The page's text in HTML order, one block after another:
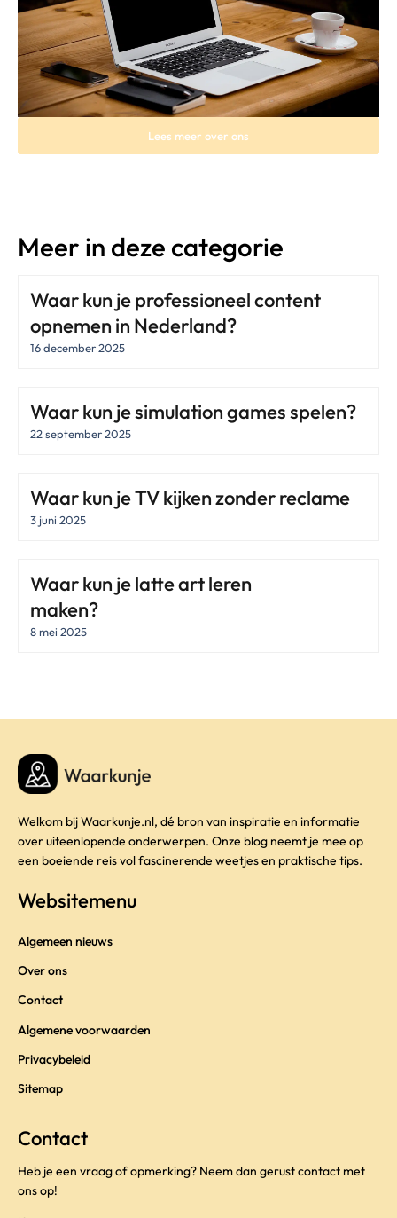
Lees meer over ons
Meer in deze categorie
Waar kun je professioneel content
opnemen in Nederland?
16 december 2025
Waar kun je simulation games spelen?
22 september 2025
Waar kun je TV kijken zonder reclame
3 juni 2025
Waar kun je latte art leren
maken?
8 mei 2025
Welkom bij Waarkunje.nl, dé bron van inspiratie en informatie
over uiteenlopende onderwerpen. Onze blog neemt je mee op
een boeiende reis vol fascinerende weetjes en praktische tips.
Websitemenu
Algemeen nieuws
Over ons
Contact
Algemene voorwaarden
Privacybeleid
Sitemap
Contact
Heb je een vraag of opmerking? Neem dan gerust contact met
ons op!